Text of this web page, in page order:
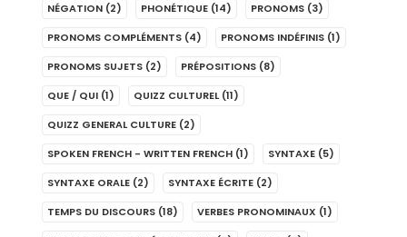
NÉGATION (2) PHONÉTIQUE (14) PRONOMS (3)
PRONOMS COMPLÉMENTS (4) PRONOMS INDÉFINIS (1)
PRONOMS SUJETS (2) PRÉPOSITIONS (8)
QUE / QUI (1) QUIZZ CULTUREL (11)
QUIZZ GENERAL CULTURE (2)
SPOKEN FRENCH - WRITTEN FRENCH (1) SYNTAXE (5)
SYNTAXE ORALE (2) SYNTAXE ÉCRITE (2)
TEMPS DU DISCOURS (18) VERBES PRONOMINAUX (1)